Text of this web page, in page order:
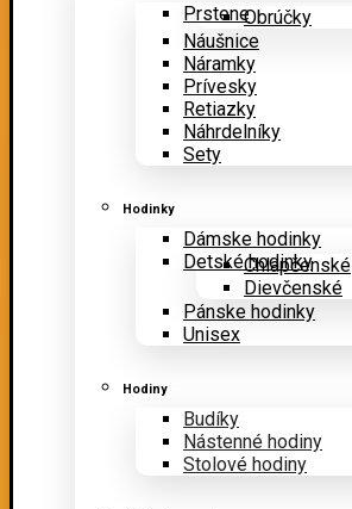
PrsteneObrúčky
Náušnice
Náramky
Prívesky
Retiazky
Náhrdelníky
Sety
Hodinky
Dámske hodinky
Detské hodinky
Chlapčenské
Dievčenské
Pánske hodinky
Unisex
Hodiny
Budíky
Nástenné hodiny
Stolové hodiny